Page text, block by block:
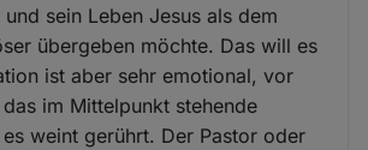
sein Leben Jesus als dem
übergeben möchte. Das will es
ist aber sehr emotional, vor
im Mittelpunkt stehende
weint gerührt. Der Pastor oder